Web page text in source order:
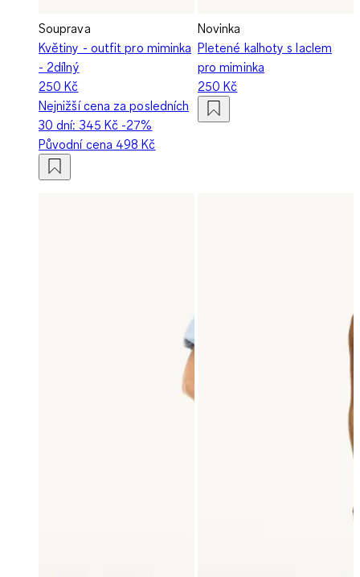
Souprava
Květiny - outfit pro miminka
- 2dílný
250 Kč
Nejnižší cena za posledních
30 dní: 345 Kč -27%
Původní cena 498 Kč
Novinka
Pletené kalhoty s laclem
pro miminka
250 Kč